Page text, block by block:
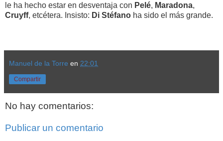
le ha hecho estar en desventaja con Pelé, Maradona,
Cruyff, etcétera. Insisto: Di Stéfano ha sido el más grande.
Manuel de la Torre en 22:01
Compartir
No hay comentarios:
Publicar un comentario